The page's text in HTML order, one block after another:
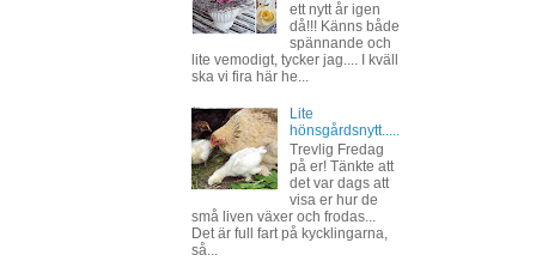
ett nytt år igen
då!!! Känns både
spännande och
lite vemodigt, tycker jag.... I kväll
ska vi fira här he...
Lite
hönsgårdsnytt.....
Trevlig Fredag
på er! Tänkte att
det var dags att
visa er hur de
små liven växer och frodas...
Det är full fart på kycklingarna,
så...